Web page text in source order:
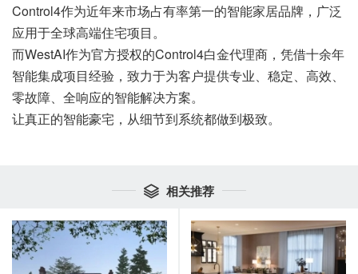
Control4作为近年来市场占有率第一的智能家居品牌，广泛
应用于全球高端住宅项目。
而WestAI作为官方授权的Control4白金代理商，凭借十余年
智能集成项目经验，致力于为客户提供专业、稳定、高效、
零故障、全响应的智能解决方案。
让真正的智能豪宅，从细节到系统都做到极致。
 相关推荐